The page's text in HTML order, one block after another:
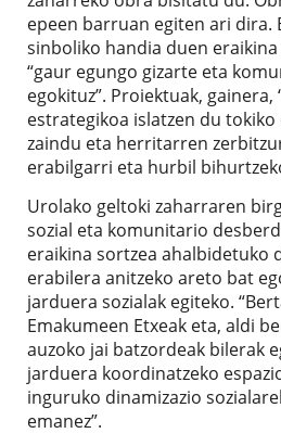
epeen barruan egiten ari dira.
sinboliko handia duen
“gaur egungo gizarte eta
egokituz”. Proiektuak,
estrategikoa islatzen du
zaindu eta herritarren
erabilgarri eta hurbil
Urolako geltoki zaharraren
sozial eta komunitario
eraikina sortzea ahalbidetuko
erabilera anitzeko areto bat
jarduera sozialak egiteko.
Emakumeen Etxeak eta, aldi
auzoko jai batzordeak bilerak
jarduera koordinatzeko
inguruko dinamizazio
emanez”.